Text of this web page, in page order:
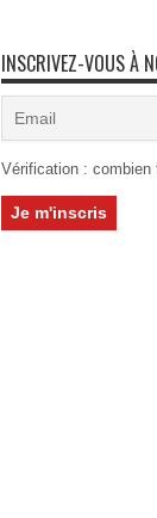
INSCRIVEZ-VOUS À
Vérification : combien